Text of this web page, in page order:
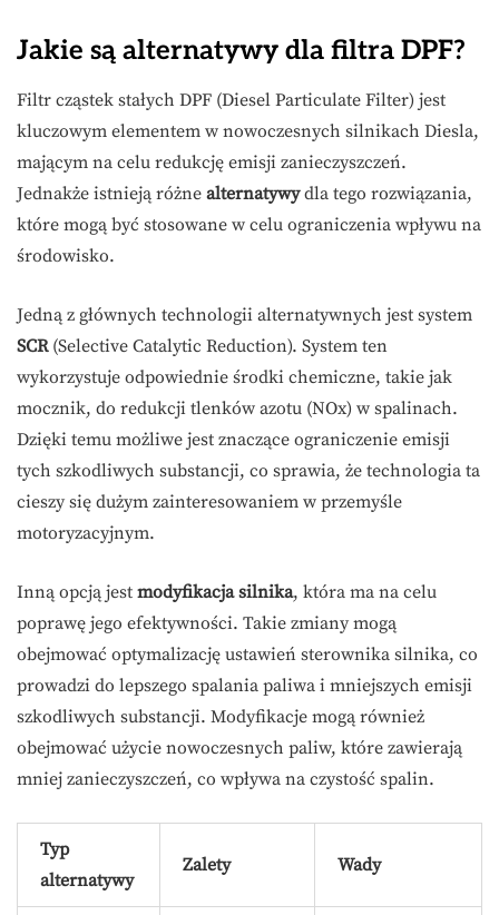
Jakie są alternatywy dla filtra DPF?
Filtr cząstek stałych DPF (Diesel Particulate Filter) jest
kluczowym elementem w nowoczesnych silnikach Diesla,
mającym na celu redukcję emisji zanieczyszczeń.
Jednakże istnieją różne alternatywydla tego rozwiązania,
które mogą być stosowane w celu ograniczenia wpływu na
środowisko.
Jedną z głównych technologii alternatywnych jest system
SCR(Selective Catalytic Reduction). System ten
wykorzystuje odpowiednie środki chemiczne, takie jak
mocznik, do redukcji tlenków azotu (NOx) w spalinach.
Dzięki temu możliwe jest znaczące ograniczenie emisji
tych szkodliwych substancji, co sprawia, że technologia ta
cieszy się dużym zainteresowaniem w przemyśle
motoryzacyjnym.
Inną opcją jest modyfikacja silnika, która ma na celu
poprawę jego efektywności. Takie zmiany mogą
obejmować optymalizację ustawień sterownika silnika, co
prowadzi do lepszego spalania paliwa i mniejszych emisji
szkodliwych substancji. Modyfikacje mogą również
obejmować użycie nowoczesnych paliw, które zawierają
mniej zanieczyszczeń, co wpływa na czystość spalin.
Typ
alternatywy
Zalety Wady